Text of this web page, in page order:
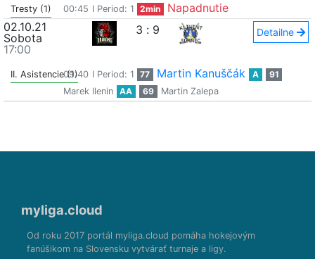
Tresty (1) 00:45 I Period: 1 2min
Napadnutie
02.10.21
Sobota
17:00
3 : 9 Detailne
II. Asistencie (1)
09:40 I Period: 1 77 Martin Kanuščák A
91
Marek Ilenin
AA 69 Martin Zalepa
myliga.cloud
Od roku 2017 portál myliga.cloud pomáha hokejovým
fanúšikom na Slovensku vytvárať turnaje a ligy.